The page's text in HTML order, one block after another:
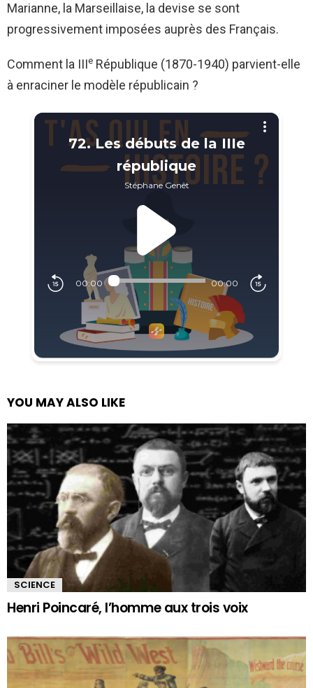
Marianne, la Marseillaise, la devise se sont
progressivement imposées auprès des Français.
Comment la IIIe République (1870-1940) parvient-elle
à enraciner le modèle républicain ?
YOU MAY ALSO LIKE
SCIENCE
Henri Poincaré, l’homme aux trois voix